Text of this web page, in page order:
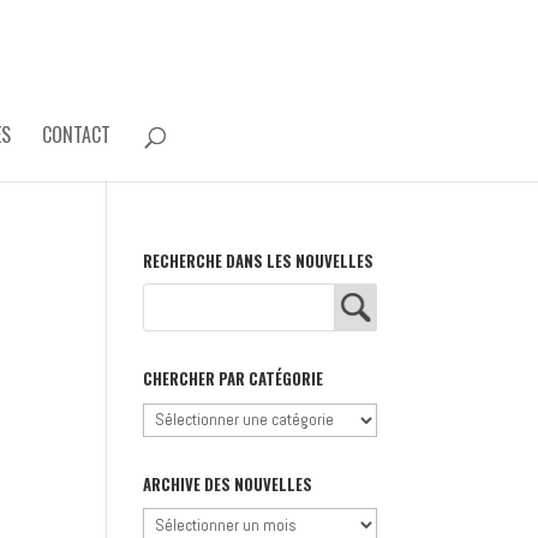
CONTACT
RECHERCHE DANS LES NOUVELLES
CHERCHER PAR CATÉGORIE
Chercher
catégorie
ARCHIVE DES NOUVELLES
Archive